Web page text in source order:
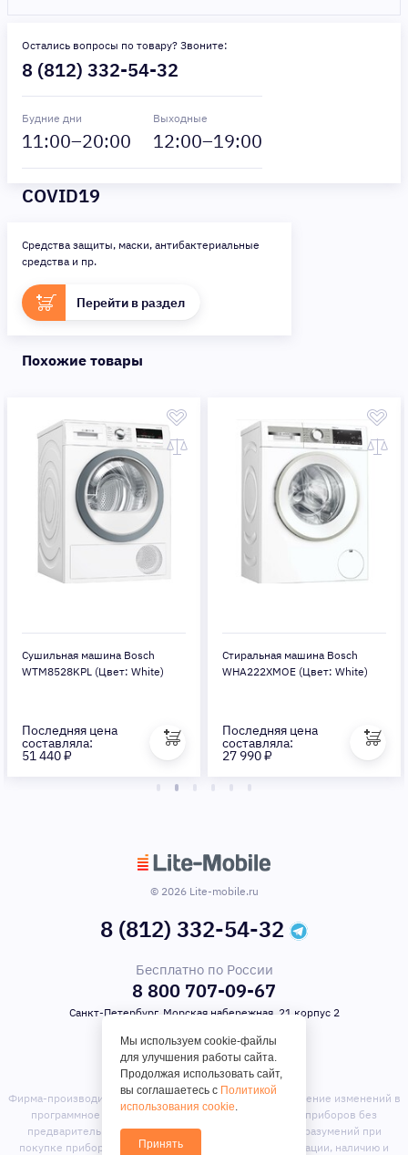
Остались вопросы по товару? Звоните:
8 (812) 332-54-32
Будние дни
11:00–20:00
Выходные
12:00–19:00
COVID19
Средства защиты, маски, антибактериальные
средства и пр.
Перейти в раздел
Похожие товары
Сушильная машина Bosch
WTM8528KPL (Цвет: White)
Последняя цена
составляла:
51 440 ₽
Стиральная машина Bosch
WHA222XMOE (Цвет: White)
Последняя цена
составляла:
27 990 ₽
© 2026 Lite-mobile.ru
8 (812) 332-54-32
Бесплатно по России
8 800 707-09-67
Санкт-Петербург, Морская набережная, 21 корпус 2
Фирма-производитель оставляет за собой право на внесение изменений в
программное обеспечение, дизайн и комплектацию приборов без
предварительного уведомления. Во избежание недоразумений при
покупке приборов уточняйте информацию о комплектации, наличию и
Мы используем cookie-файлы
для улучшения работы сайта.
Продолжая использовать сайт,
вы соглашаетесь с Политикой
использования cookie.
Принять